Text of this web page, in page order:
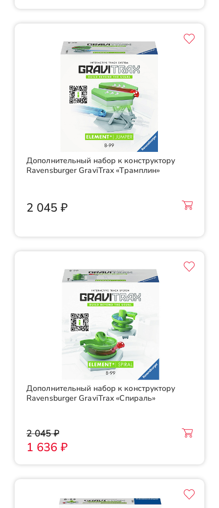
Дополнительный набор к конструктору
Ravensburger GraviTrax «Трамплин»
2 045 ₽
Дополнительный набор к конструктору
Ravensburger GraviTrax «Спираль»
2 045 ₽
1 636 ₽